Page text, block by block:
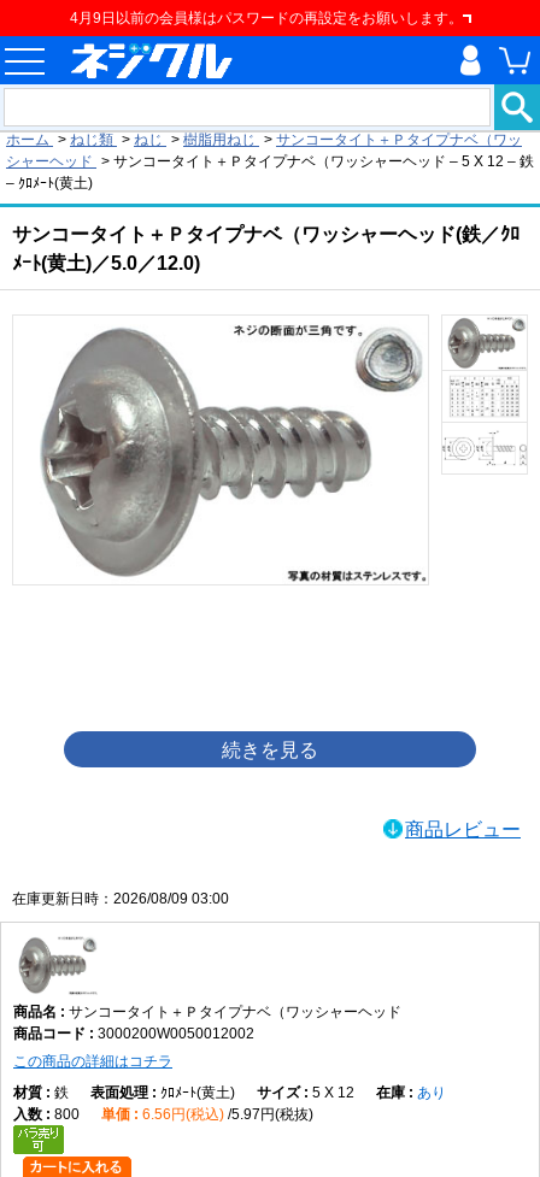
4月9日以前の会員様はパスワードの再設定をお願いします。
ホーム > ねじ類 > ねじ > 樹脂用ねじ > サンコータイト＋Ｐタイプナベ（ワッ
シャーヘッド > サンコータイト＋Ｐタイプナベ（ワッシャーヘッド – 5 X 12 – 鉄
– ｸﾛﾒｰﾄ(黄土)
サンコータイト＋Ｐタイプナベ（ワッシャーヘッド(鉄／ｸﾛ
ﾒｰﾄ(黄土)／5.0／12.0)
商品レビュー
在庫更新日時：2026/08/09 03:00
サンコータイト＋Ｐタイプナベ（ワッシャーヘッド
3000200W0050012002
この商品の詳細はコチラ
鉄
ｸﾛﾒｰﾄ(黄土) 5 X 12
あり
800
6.56円(税込) 5.97円(税抜)